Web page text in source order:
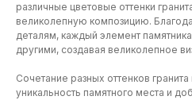
различные цветовые оттенки
великолепную композицию.
деталям, каждый элемент
другими, создавая великолепное
Сочетание разных оттенков
уникальность памятного места и